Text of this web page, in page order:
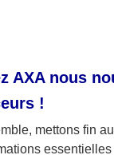
AXA nous
!
mettons fin